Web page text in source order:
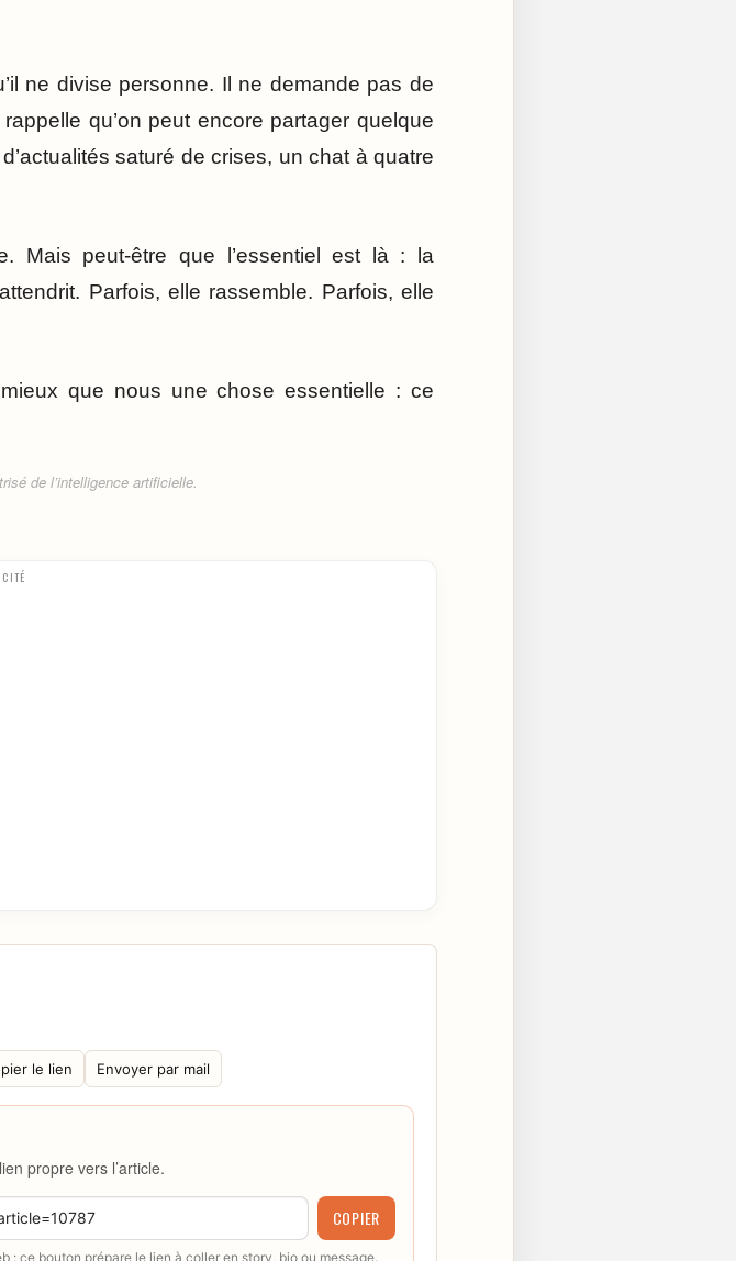
ne divise personne. Il ne demande pas de
qu’on peut encore partager quelque
saturé de crises, un chat à quatre
Mais peut-être que l’essentiel est là : la
Parfois, elle rassemble. Parfois, elle
que nous une chose essentielle : ce
de l’intelligence artificielle.
le lien Envoyer par mail
propre vers l’article.
COPIER
: ce bouton prépare le lien à coller en story, bio ou message.